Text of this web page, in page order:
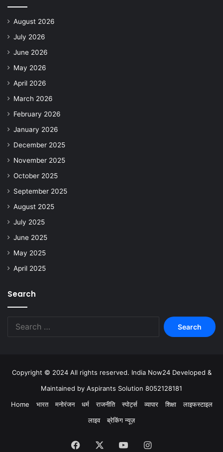
August 2026
July 2026
June 2026
May 2026
April 2026
March 2026
February 2026
January 2026
December 2025
November 2025
October 2025
September 2025
August 2025
July 2025
June 2025
May 2025
April 2025
Search
Copyright © 2024 All rights reserved. India Now24 Developed &
Maintained by Aspirants Solution 8052128181
Home
भारत मनोरंजन धर्म राजनीति स्पोर्ट्स व्यापार शिक्षा
लाइफस्टाइल
लाइव
ब्रेकिंग न्यूज़